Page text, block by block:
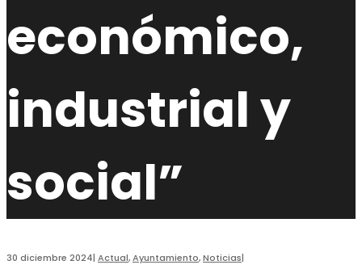
económico,
industrial y
social”
30 diciembre 2024| Actual,Ayuntamiento,Noticias|